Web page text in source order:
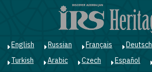
principal
English Russian Français Deutsch
Turkish
Arabic Czech Español